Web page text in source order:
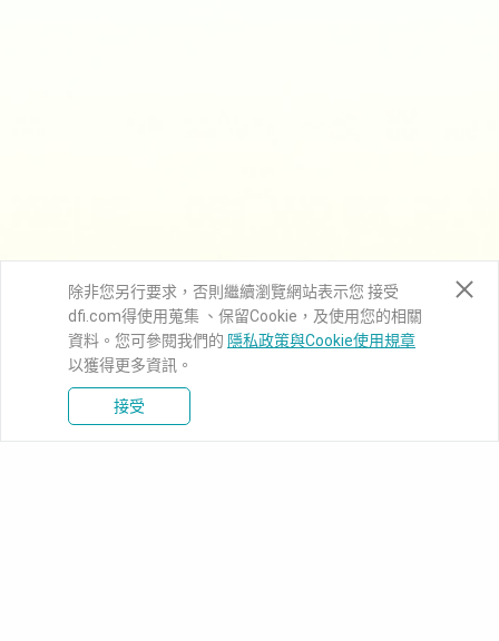
除非您另行要求，否則繼續瀏覽網站表示您 接受
dfi.com得使用蒐集 、保留Cookie，及使用您的相關
資料。您可參閱我們的 隱私政策與Cookie使用規章
以獲得更多資訊。
接受